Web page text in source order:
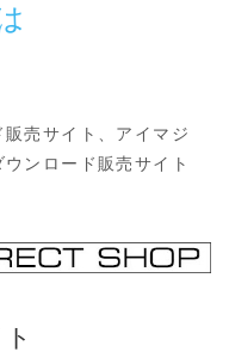
売サイト、アイマジ
ンロード販売サイト